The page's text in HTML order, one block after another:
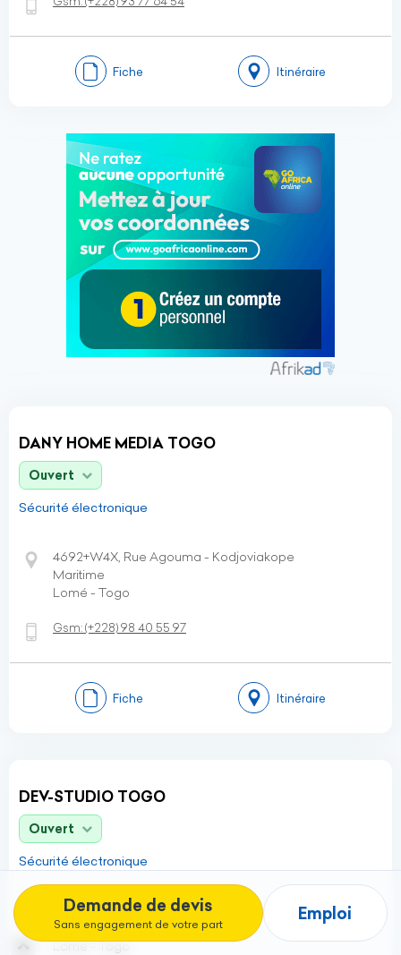
Demande de devis
Sans engagement de votre part
Emploi
Fiche Itinéraire
DANY HOME MEDIA TOGO
Ouvert
Sécurité électronique
4692+W4X, Rue Agouma - Kodjoviakope
Maritime
Lomé - Togo
Gsm:(+228)98 40 55 97
Fiche Itinéraire
DEV-STUDIO TOGO
Ouvert
Sécurité électronique
199 Rue sekle agbalepedo
Maritime
Lomé - Togo